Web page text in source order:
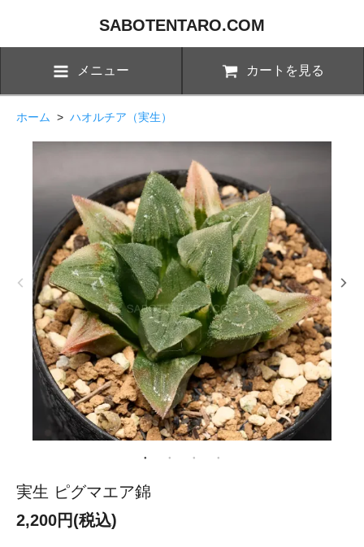
SABOTENTARO.COM
メニュー カートを見る
ホーム > ハオルチア（実生）
実生 ピグマエア錦
2,200円(税込)